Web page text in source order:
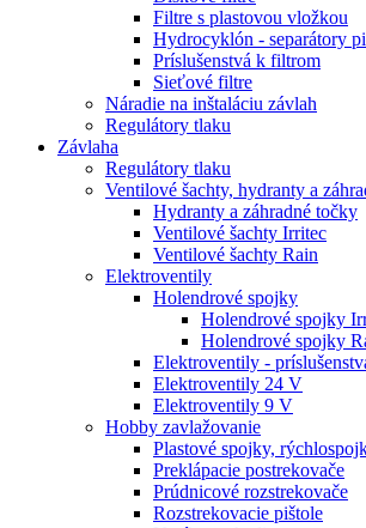
Filtre s plastovou vložkou
Hydrocyklón - separátory
Príslušenstvá k filtrom
Sieťové filtre
Náradie na inštaláciu závlah
Regulátory tlaku
Závlaha
Regulátory tlaku
Ventilové šachty, hydranty a
Hydranty a záhradné točky
Ventilové šachty Irritec
Ventilové šachty Rain
Elektroventily
Holendrové spojky
Holendrové spojky
Holendrové spojky
Elektroventily -
Elektroventily 24 V
Elektroventily 9 V
Hobby zavlažovanie
Plastové spojky,
Preklápacie postrekovače
Prúdnicové rozstrekovače
Rozstrekovacie pištole